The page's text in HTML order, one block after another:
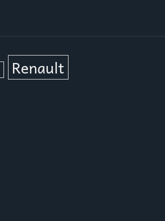
Renault